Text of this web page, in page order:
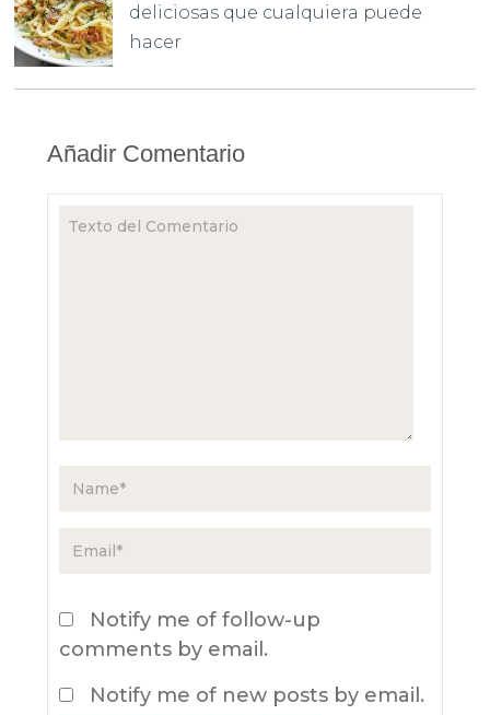
deliciosas que cualquiera puede
hacer
Añadir Comentario
Notify me of follow-up
comments by email.
Notify me of new posts by email.